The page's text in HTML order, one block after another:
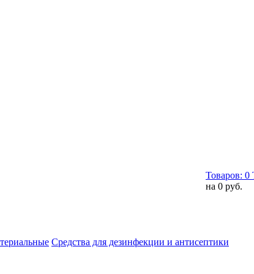
Товаров: 0
на 0 руб.
Средства для дезинфекции и антисептики